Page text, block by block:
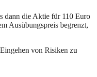
dann die Aktie für 110 Euro
Ausübungspreis begrenzt,
von Risiken zu